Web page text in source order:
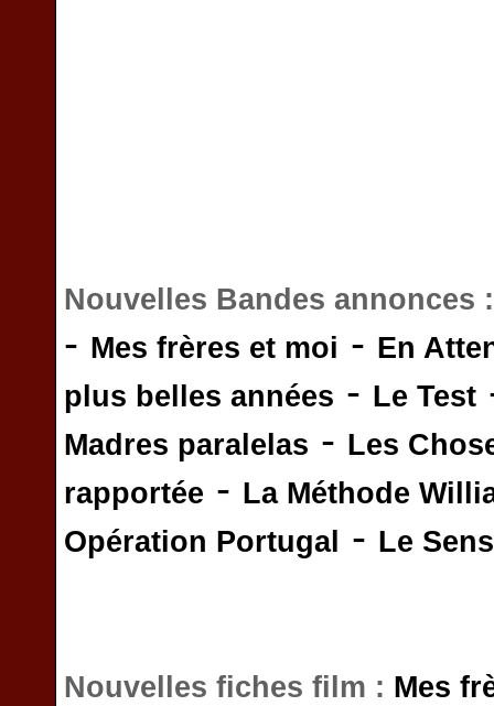
Nouvelles Bandes annonces
- Mes frères et moi - En
plus belles années - Le Test
Madres paralelas - Les
rapportée - La Méthode
Opération Portugal
- Le
Nouvelles fiches film : Mes